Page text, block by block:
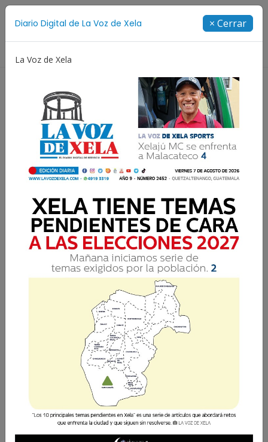
Diario Digital de La Voz de Xela × Cerrar
La Voz de Xela
DIARIO DIGITAL
Busca una edición específica:
Filtrar